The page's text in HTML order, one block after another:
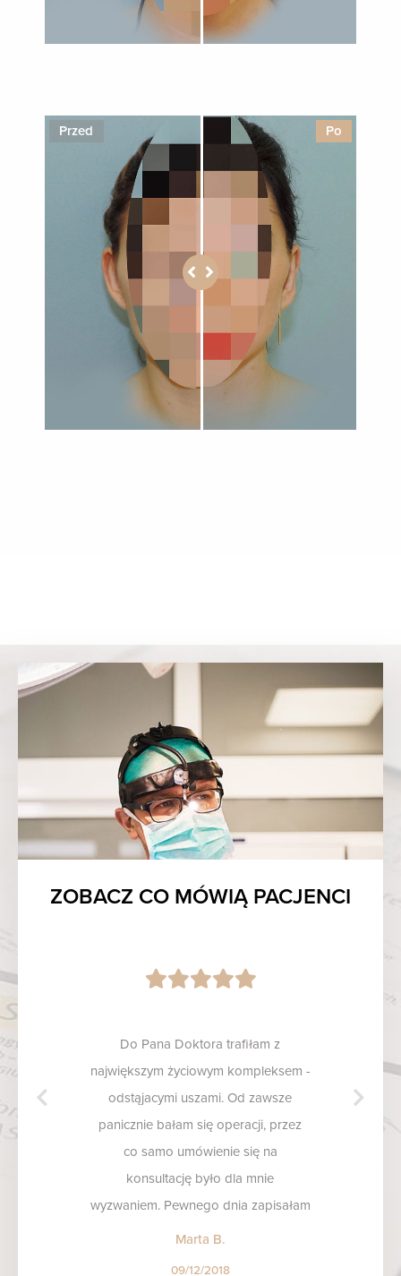
Przed Po
ZOBACZ CO MÓWIĄ PACJENCI
Do Pana Doktora trafiłam z
największym życiowym kompleksem -
odstąjacymi uszami. Od zawsze
panicznie bałam się operacji, przez
co samo umówienie się na
konsultację było dla mnie
wyzwaniem. Pewnego dnia zapisałam
się do Pana Tomasza… i lepiej trafić
Marta B.
09/12/2018